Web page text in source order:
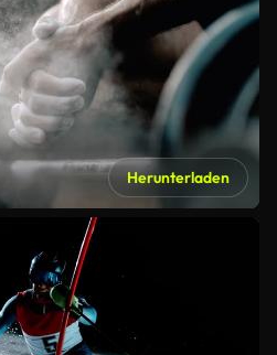
Herunterladen